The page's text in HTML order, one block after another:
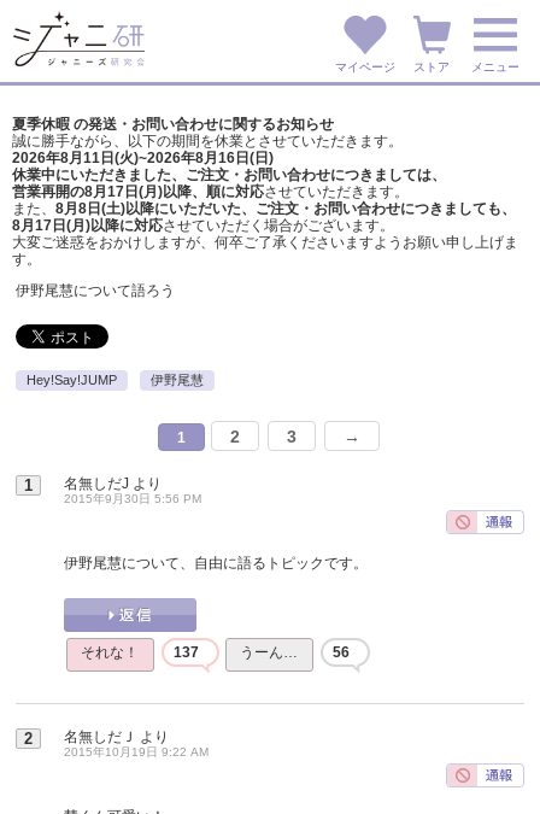
マイページ ストア メニュー
夏季休暇 の発送・お問い合わせに関するお知らせ
誠に勝手ながら、以下の期間を休業とさせていただきます。
2026年8月11日(火)~2026年8月16日(日)
休業中にいただきました、ご注文・お問い合わせにつきましては、
営業再開の8月17日(月)以降、順に対応させていただきます。
また、 8月8日(土)以降にいただいた、ご注文・ お問い合わせにつきましても、
8月17日(月)以降に対応させていただく場合がございます。
大変ご迷惑をおかけしますが、 何卒ご了承くださいますようお願い申し上げま
す。
伊野尾慧について語ろう
Hey!Say!JUMP 伊野尾慧
1 2 3 →
1 名無しだJ より
2015年9月30日 5:56 PM
伊野尾慧について、自由に語るトピックです。
それな！ 137 うーん… 56
2 名無しだＪ より
2015年10月19日 9:22 AM